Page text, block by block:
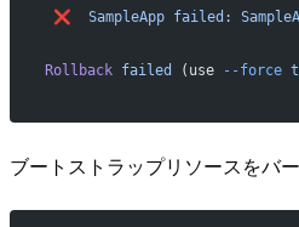
❌
  SampleApp
failed:
Rollback failed (use --force
ブートストラップリソースをバ